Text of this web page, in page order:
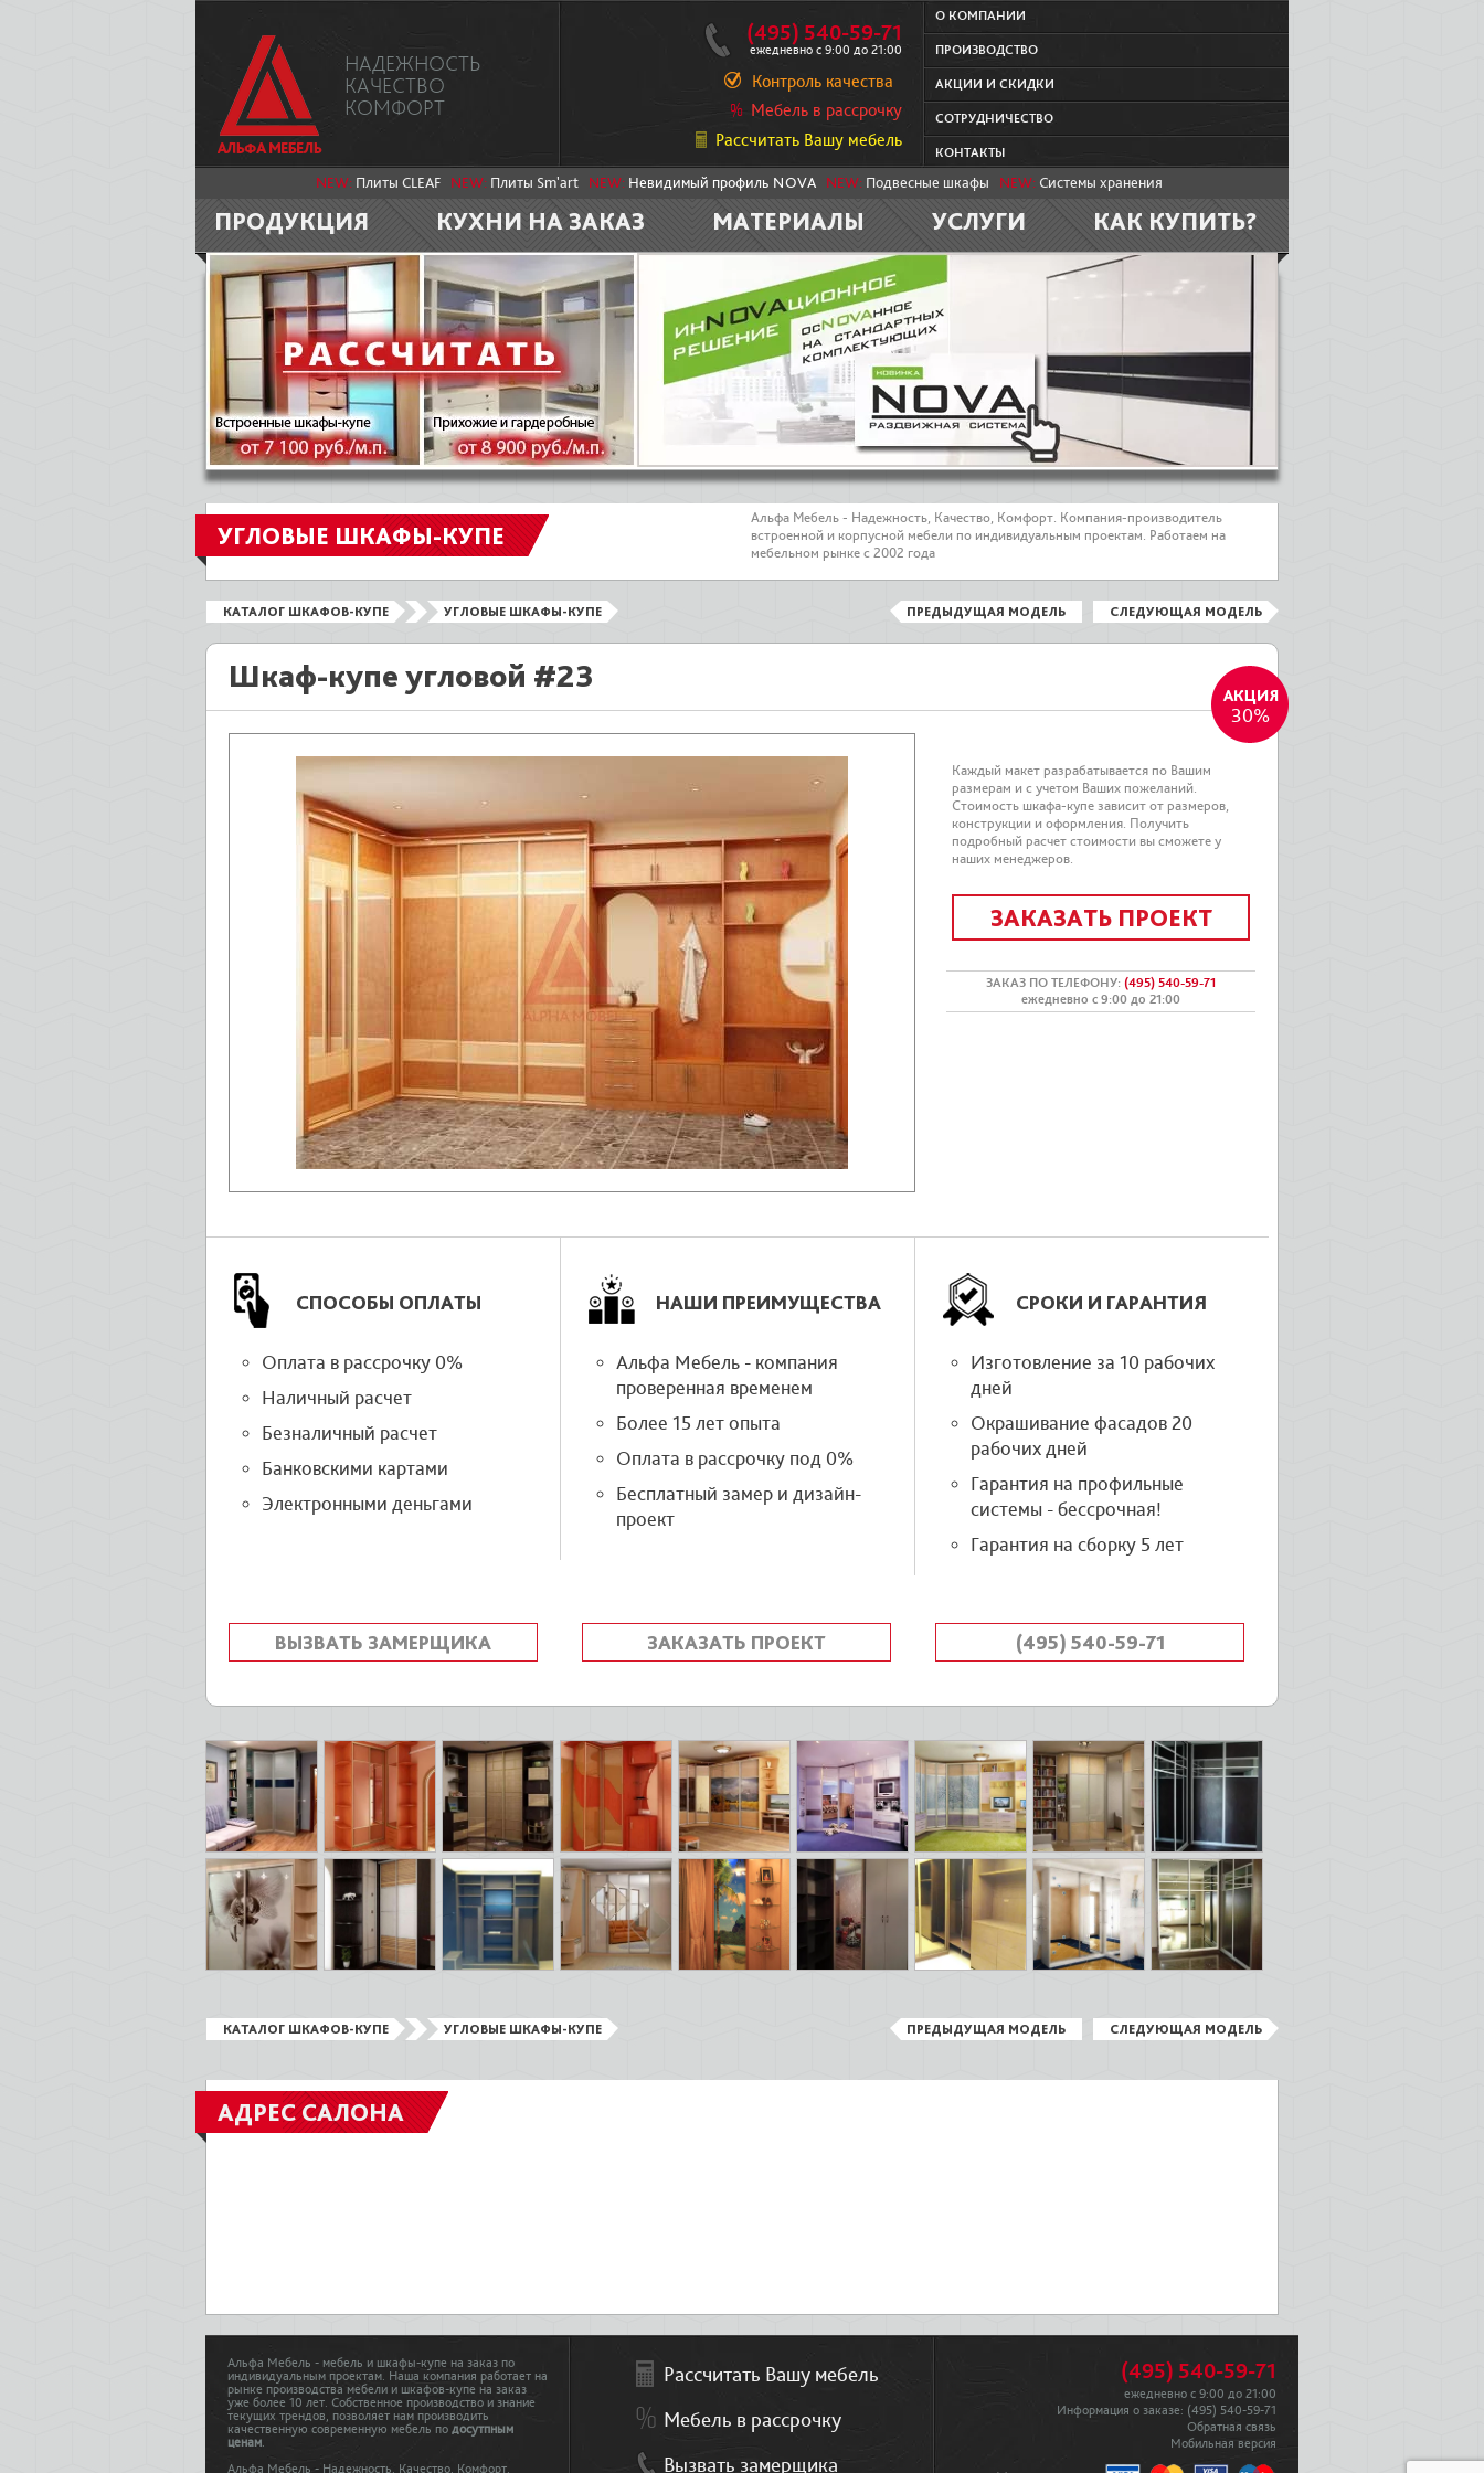
НАДЕЖНОСТЬ
КАЧЕСТВО
КОМФОРТ
(495) 540-59-71
ежедневно с 9:00 до 21:00
Контроль качества
Мебель в рассрочку
Рассчитать Вашу мебель
О КОМПАНИИ
ПРОИЗВОДСТВО
АКЦИИ И СКИДКИ
СОТРУДНИЧЕСТВО
КОНТАКТЫ
NEW: Плиты CLEAF NEW: Плиты Sm'art NEW: Невидимый профиль NOVA NEW: Подвесные шкафы NEW: Системы хранения
ПРОДУКЦИЯ КУХНИ НА ЗАКАЗ МАТЕРИАЛЫ УСЛУГИ КАК КУПИТЬ?
УГЛОВЫЕ ШКАФЫ-КУПЕ
Альфа Мебель - Надежность, Качество, Комфорт. Компания-производитель
встроенной и корпусной мебели по индивидуальным проектам. Работаем на
мебельном рынке с 2002 года
КАТАЛОГ ШКАФОВ-КУПЕ УГЛОВЫЕ ШКАФЫ-КУПЕ ПРЕДЫДУЩАЯ МОДЕЛЬ СЛЕДУЮЩАЯ МОДЕЛЬ
Шкаф-купе угловой #23
Каждый макет разрабатывается по Вашим
размерам и с учетом Ваших пожеланий.
Стоимость шкафа-купе зависит от размеров,
конструкции и оформления. Получить
подробный расчет стоимости вы сможете у
наших менеджеров.
ЗАКАЗАТЬ ПРОЕКТ
ЗАКАЗ ПО ТЕЛЕФОНУ: (495) 540-59-71
ежедневно с 9:00 до 21:00
30%
СПОСОБЫ ОПЛАТЫ
Оплата в рассрочку 0%
Наличный расчет
Безналичный расчет
Банковскими картами
Электронными деньгами
НАШИ ПРЕИМУЩЕСТВА
Альфа Мебель - компания
проверенная временем
Более 15 лет опыта
Оплата в рассрочку под 0%
Бесплатный замер и дизайн-
проект
СРОКИ И ГАРАНТИЯ
Изготовление за 10 рабочих
дней
Окрашивание фасадов 20
рабочих дней
Гарантия на профильные
системы - бессрочная!
Гарантия на сборку 5 лет
ВЫЗВАТЬ ЗАМЕРЩИКА ЗАКАЗАТЬ ПРОЕКТ (495) 540-59-71
КАТАЛОГ ШКАФОВ-КУПЕ УГЛОВЫЕ ШКАФЫ-КУПЕ ПРЕДЫДУЩАЯ МОДЕЛЬ СЛЕДУЮЩАЯ МОДЕЛЬ
АДРЕС САЛОНА
Альфа Мебель - мебель и шкафы-купе на заказ по
индивидуальным проектам. Наша компания работает на
рынке производства мебели и шкафов-купе на заказ
уже более 10 лет. Собственное производство и знание
текущих трендов, позволяет нам производить
качественную современную мебель по досутпным
ценам.
Альфа Мебель - Надежность. Качество. Комфорт.
Рассчитать Вашу мебель
Мебель в рассрочку
Вызвать замерщика
(495) 540-59-71
ежедневно с 9:00 до 21:00
Информация о заказе: (495) 540-59-71
Обратная связь
Мобильная версия